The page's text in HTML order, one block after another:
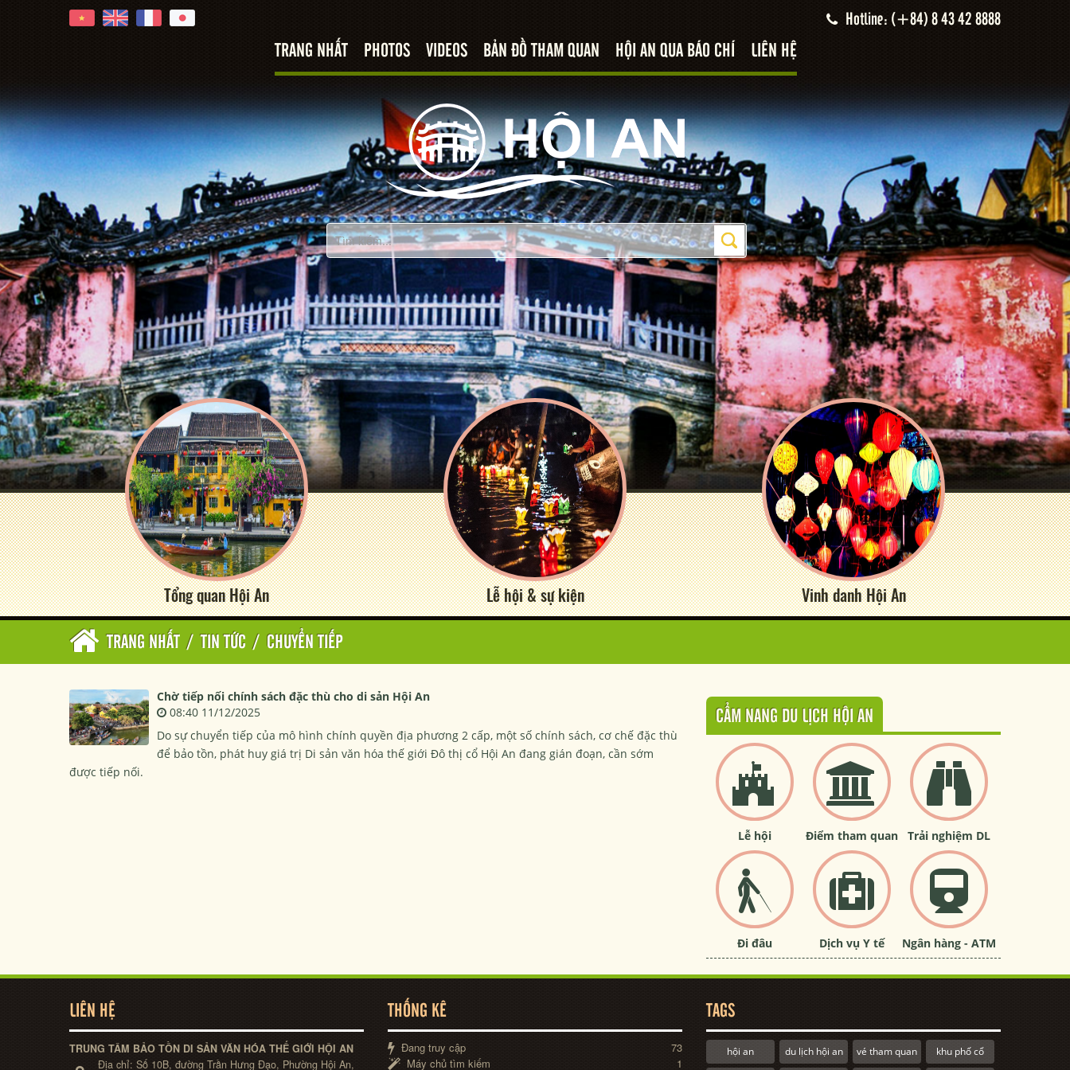
Hotline: (+84) 8 43 42 8888
TRANG NHẤT PHOTOS VIDEOS BẢN ĐỒ THAM QUAN HỘI AN QUA BÁO CHÍ LIÊN HỆ
Tổng quan Hội An Lễ hội & sự kiện Vinh danh Hội An
TRANG NHẤT / TIN TỨC / CHUYỂN TIẾP
Chờ tiếp nối chính sách đặc thù cho di sản Hội An
08:40 11/12/2025
Do sự chuyển tiếp của mô hình chính quyền địa phương 2 cấp, một số chính sách, cơ chế đặc thù
để bảo tồn, phát huy giá trị Di sản văn hóa thế giới Đô thị cổ Hội An đang gián đoạn, cần sớm
được tiếp nối.
CẨM NANG DU LỊCH HỘI AN
Lễ hội Điểm tham quan Trải nghiệm DL
Đi đâu Dịch vụ Y tế Ngân hàng - ATM
LIÊN HỆ
TRUNG TÂM BẢO TỒN DI SẢN VĂN HÓA THẾ GIỚI HỘI AN
Địa chỉ: Số 10B, đường Trần Hưng Đạo, Phường Hội An,
THỐNG KÊ
Đang truy cập
73
Máy chủ tìm kiếm
1
TAGS
hội an du lịch hội an vé tham quan khu phố cổ